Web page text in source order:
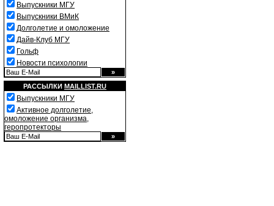
Выпускники МГУ
Выпускники ВМиК
Долголетие и омоложение
Дайв-Клуб МГУ
Гольф
Новости психологии
РАССЫЛКИ MAILLIST.RU
Выпускники МГУ
Активное долголетие,
омоложение организма,
геропротекторы